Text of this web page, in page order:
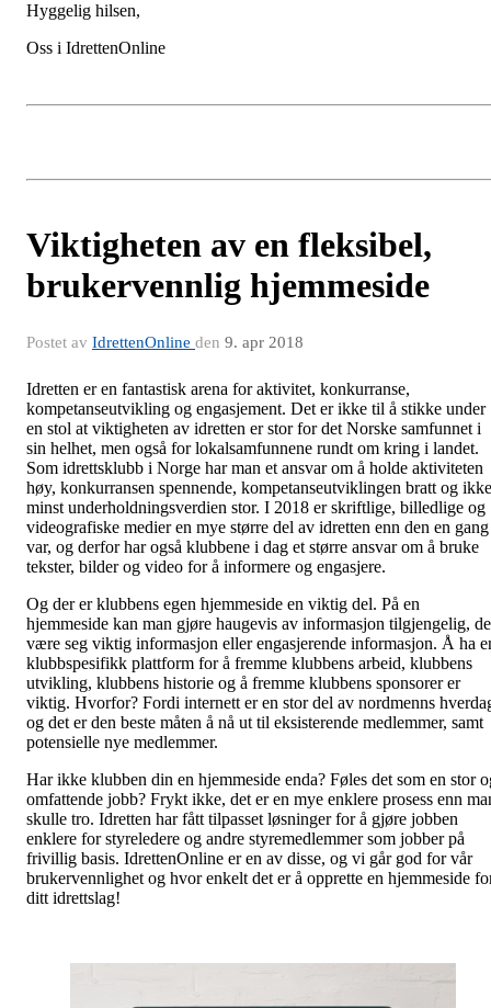
Hyggelig hilsen,
Oss i IdrettenOnline
Viktigheten av en fleksibel,
brukervennlig hjemmeside
Postet av IdrettenOnline den 9. apr 2018
Idretten er en fantastisk arena for aktivitet, konkurranse,
kompetanseutvikling og engasjement. Det er ikke til å stikke under
en stol at viktigheten av idretten er stor for det Norske samfunnet i
sin helhet, men også for lokalsamfunnene rundt om kring i landet.
Som idrettsklubb i Norge har man et ansvar om å holde aktiviteten
høy, konkurransen spennende, kompetanseutviklingen bratt og ikke
minst underholdningsverdien stor. I 2018 er skriftlige, billedlige og
videografiske medier en mye større del av idretten enn den en gang
var, og derfor har også klubbene i dag et større ansvar om å bruke
tekster, bilder og video for å informere og engasjere.
Og der er klubbens egen hjemmeside en viktig del. På en
hjemmeside kan man gjøre haugevis av informasjon tilgjengelig,
være seg viktig informasjon eller engasjerende informasjon. Å ha
klubbspesifikk plattform for å fremme klubbens arbeid, klubbens
utvikling, klubbens historie og å fremme klubbens sponsorer er
viktig. Hvorfor? Fordi internett er en stor del av nordmenns
og det er den beste måten å nå ut til eksisterende medlemmer, samt
potensielle nye medlemmer.
Har ikke klubben din en hjemmeside enda? Føles det som en stor
omfattende jobb? Frykt ikke, det er en mye enklere prosess enn
skulle tro. Idretten har fått tilpasset løsninger for å gjøre jobben
enklere for styreledere og andre styremedlemmer som jobber på
frivillig basis. IdrettenOnline er en av disse, og vi går god for vår
brukervennlighet og hvor enkelt det er å opprette en hjemmeside
ditt idrettslag!